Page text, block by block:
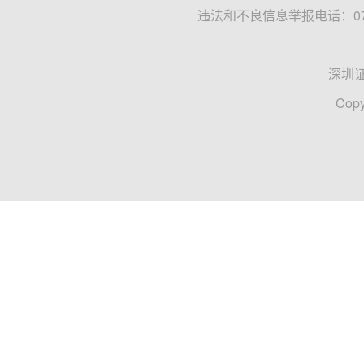
违法和不良信息举报电话：
深圳